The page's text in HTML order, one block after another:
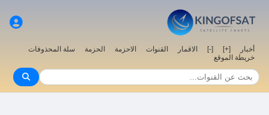
أخبار [+]
[-] الاقمار القنوات الاحزمة الحزمة
سلة المحذوفات
خريطة الموقع